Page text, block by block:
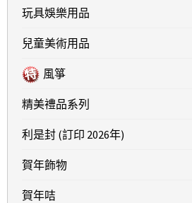
玩具娛樂用品
兒童美術用品
風箏
精美禮品系列
利是封 (訂印 2026年)
賀年飾物
賀年咭